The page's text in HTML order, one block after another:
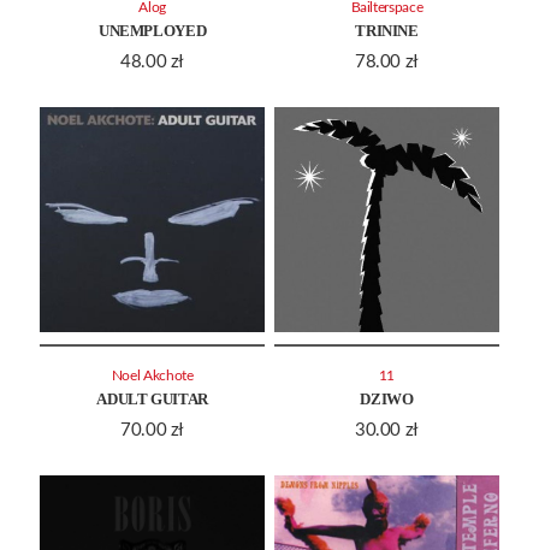
UNEMPLOYED
48.00 zł
Alog
TRININE
78.00 zł
Bailterspace
ADULT GUITAR
70.00 zł
Noel Akchote
DZIWO
30.00 zł
11